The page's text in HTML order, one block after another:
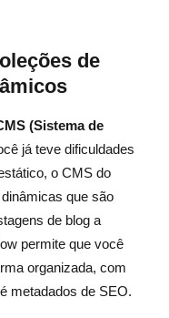
de
(Sistema de
já teve dificuldades
o CMS do
que são
de blog a
permite que você
organizada, com
metadados de SEO.